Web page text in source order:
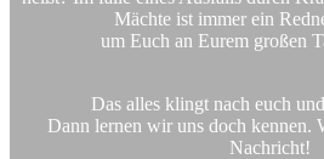
Mächte ist immer ein
um Euch an Eurem großen
Das alles klingt nach euch
Dann lernen wir uns doch kennen.
Nachricht!